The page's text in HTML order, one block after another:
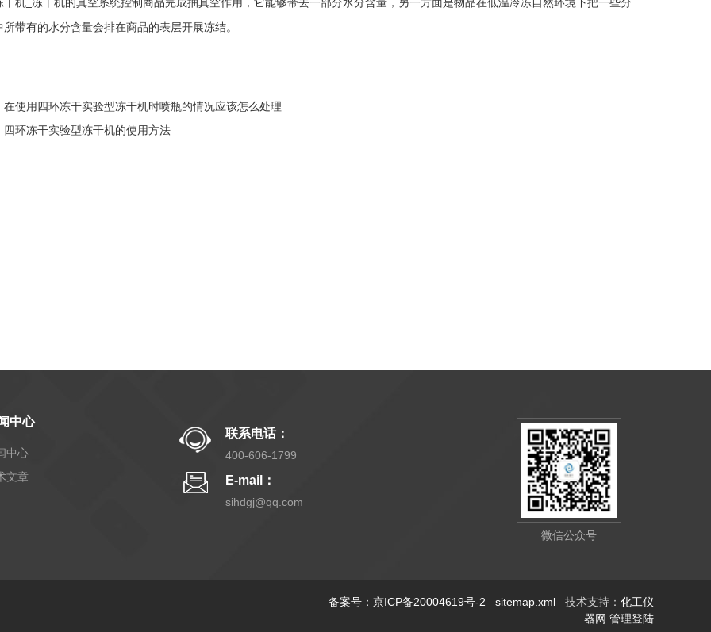
干机 冻干机的真空系统控制商品完成抽真空作用，它能够带去一部分水分含量，另一方面是物品在低温冷冻自然环境下把一些分
所带有的水分含量会排在商品的表层开展冻结。
在使用四环冻干实验型冻干机时喷瓶的情况应该怎么处理
四环冻干实验型冻干机的使用方法
中心
中心
文章
联系电话：
400-606-1799
E-mail：
sihdgj@qq.com
微信公众号
备案号：京ICP备20004619号-2 sitemap.xml 技术支持： 化工仪
器网 管理登陆